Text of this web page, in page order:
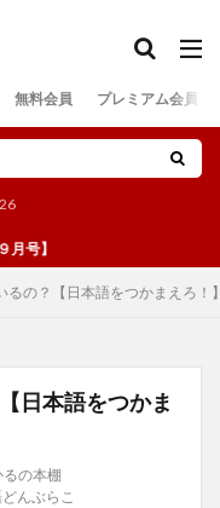
無料会員 プレミアム会員
るの？【日本語をつかまえろ！
日本語をつかま
るの本棚
んぶらこ